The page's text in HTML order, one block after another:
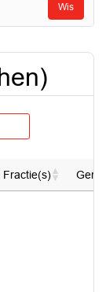
Wis
Fractie(s)